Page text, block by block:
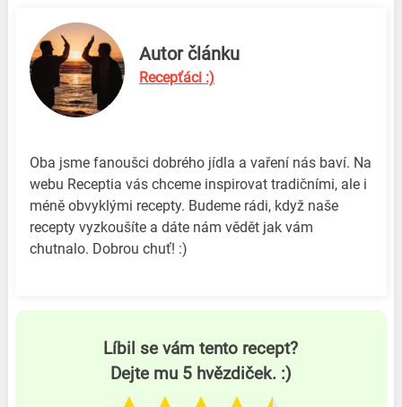
Autor článku
Recepťáci :)
Oba jsme fanoušci dobrého jídla a vaření nás baví. Na
webu Receptia vás chceme inspirovat tradičními, ale i
méně obvyklými recepty. Budeme rádi, když naše
recepty vyzkoušíte a dáte nám vědět jak vám
chutnalo. Dobrou chuť! :)
Líbil se vám tento recept?
Dejte mu 5 hvězdiček. :)